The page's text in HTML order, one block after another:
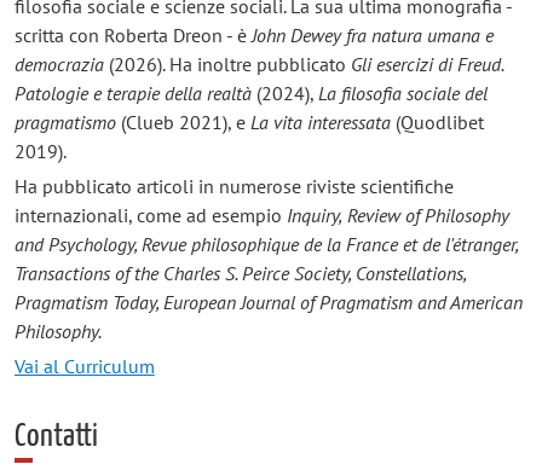
filosofia sociale e scienze sociali. La sua ultima monografia -
scritta con Roberta Dreon - è John Dewey fra natura umana e
democrazia (2026). Ha inoltre pubblicato Gli esercizi di Freud.
Patologie e terapie della realtà(2024), La filosofia sociale del
pragmatismo (Clueb 2021), e La vita interessata (Quodlibet
2019).
Ha pubblicato articoli in numerose riviste scientifiche
internazionali, come ad esempio Inquiry, Review of Philosophy
and Psychology, Revue philosophique de la France et de l'étranger,
Transactions of the Charles S. Peirce Society, Constellations,
Pragmatism Today, European Journal of Pragmatism and American
Philosophy.
Vai al Curriculum
Contatti